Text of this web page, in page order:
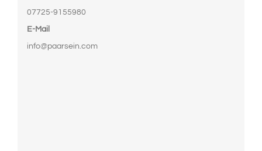
07725-9155980
E-Mail
info@paarsein.com